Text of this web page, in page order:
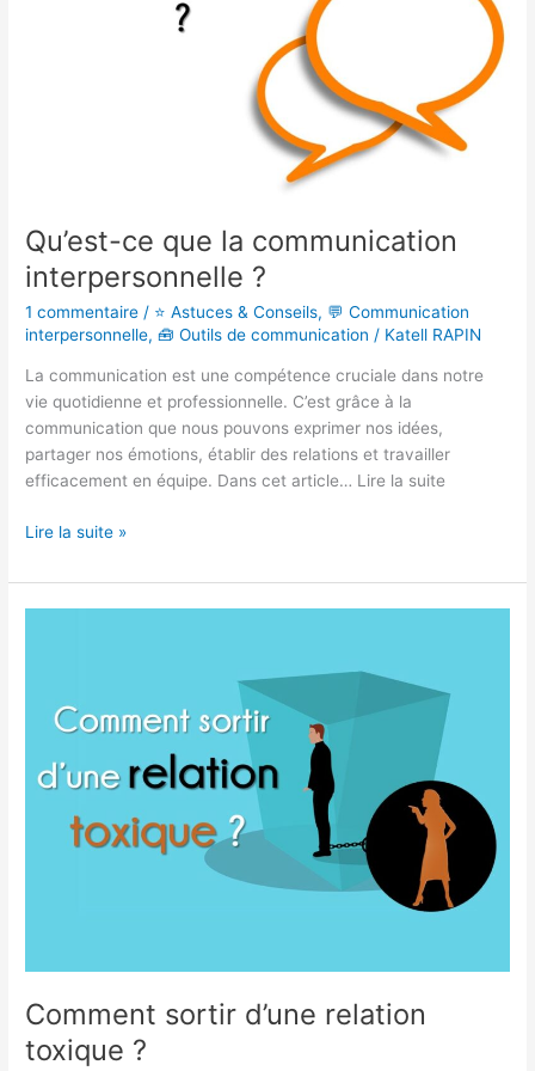
Qu’est-ce que la communication
interpersonnelle ?
1 commentaire / ⭐ Astuces & Conseils, 💬 Communication
interpersonnelle,🧰 Outils de communication / Katell RAPIN
La communication est une compétence cruciale dans notre
vie quotidienne et professionnelle. C’est grâce à la
communication que nous pouvons exprimer nos idées,
partager nos émotions, établir des relations et travailler
efficacement en équipe. Dans cet article… Lire la suite
Lire la suite »
Comment sortir d’une relation
toxique ?
toxique